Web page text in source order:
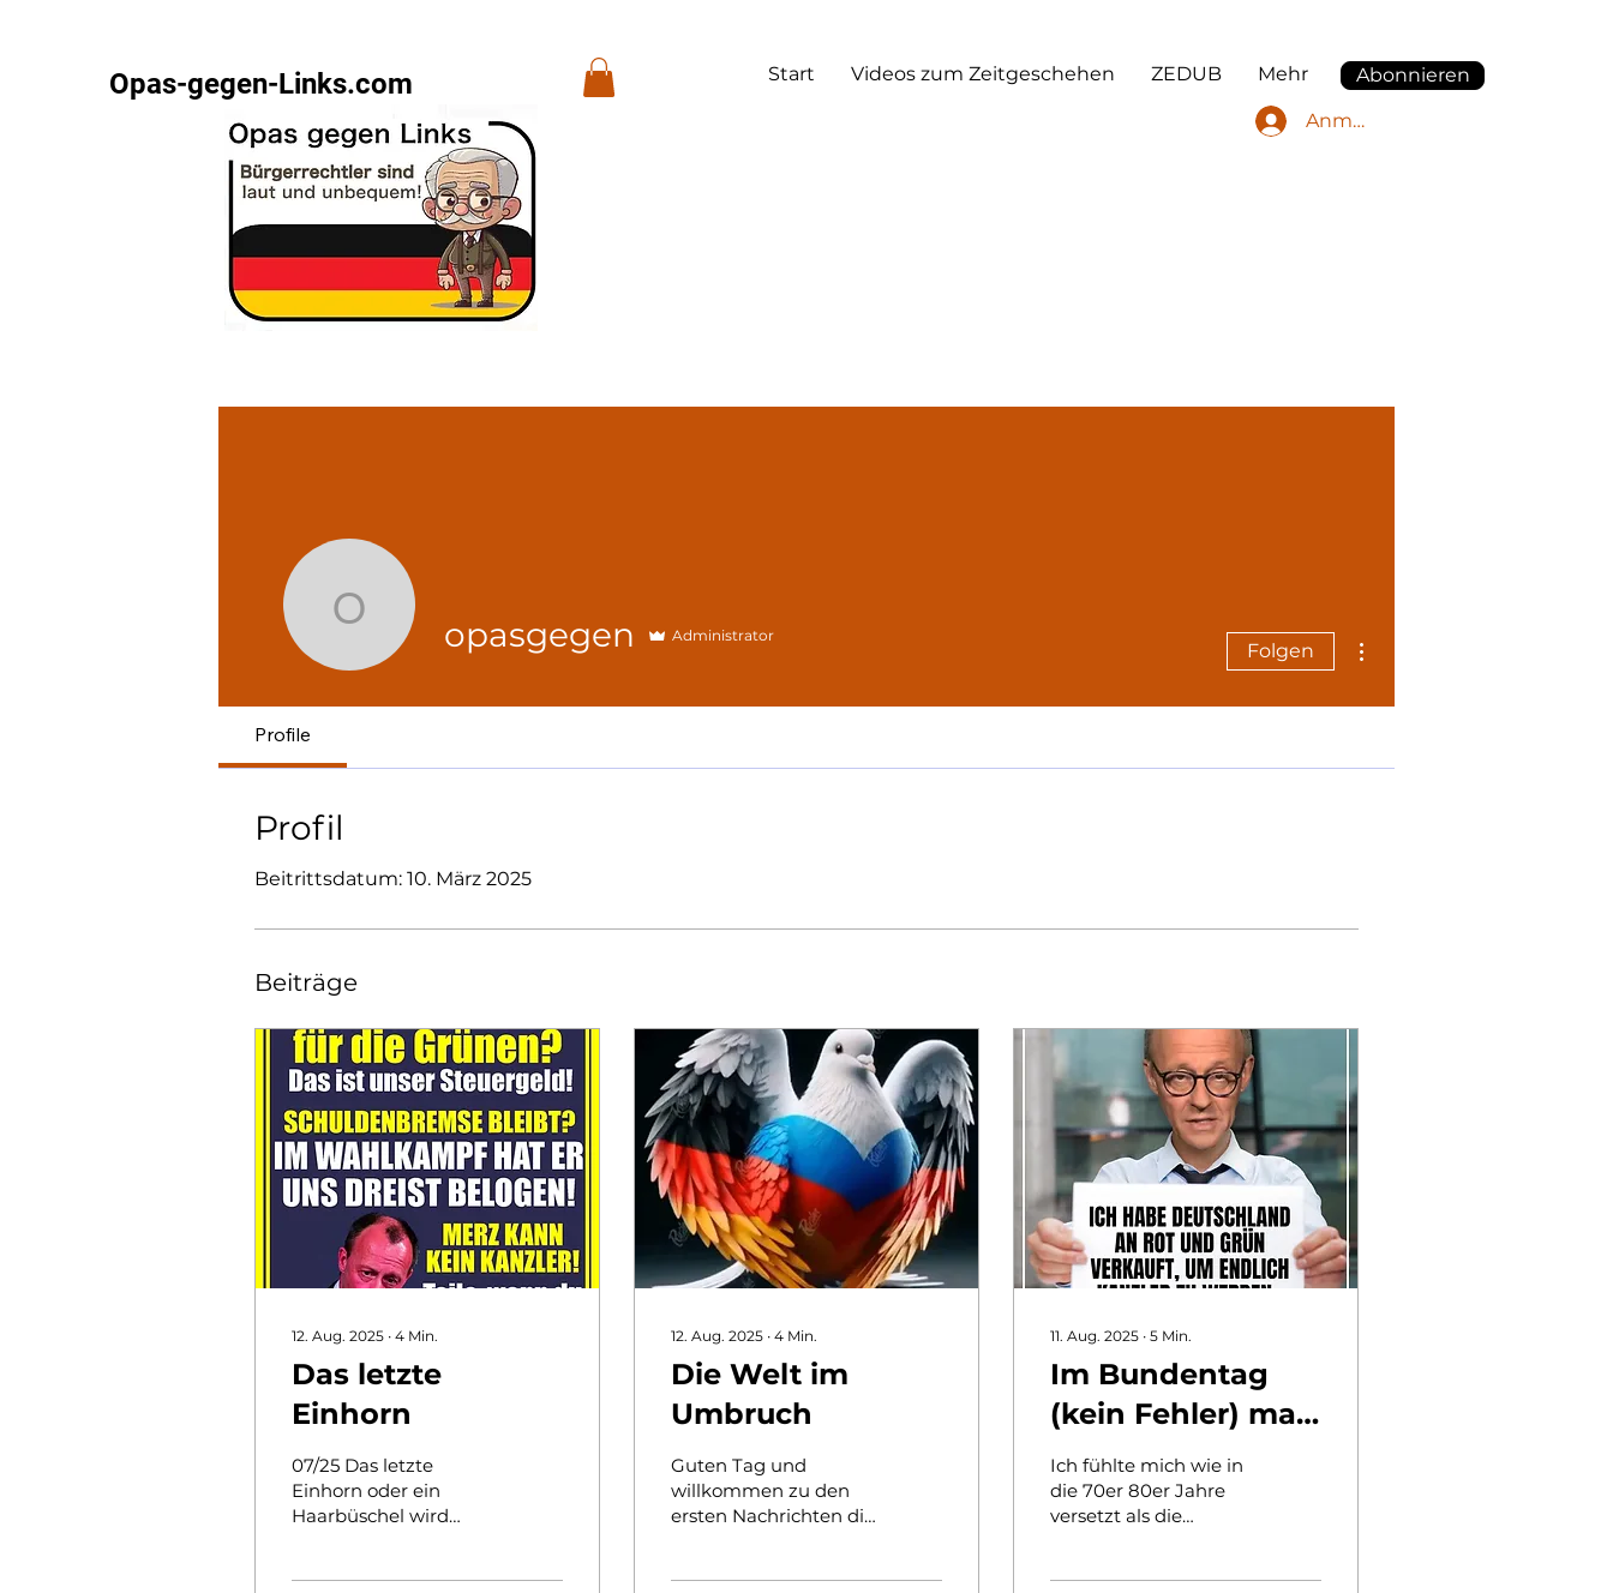
Opas-gegen-Links.com Start Videos zum Zeitgeschehen ZEDUB Mehr
Abonnieren
Anmelden
opasgegen
opasgegen Administrator
Folgen
Profile
Profil
Beitrittsdatum: 10. März 2025
Beiträge
12. Aug. 2025 ∙ 4 Min.
Das letzte
Einhorn
07/25 Das letzte
Einhorn oder ein
Haarbüschel wird
12. Aug. 2025 ∙ 4 Min.
Die Welt im
Umbruch
Guten Tag und
willkommen zu den
ersten Nachrichten die
11. Aug. 2025 ∙ 5 Min.
Im Bundentag
(kein Fehler) mal
was los
Ich fühlte mich wie in
die 70er 80er Jahre
versetzt als die